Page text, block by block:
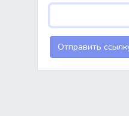
Отправить